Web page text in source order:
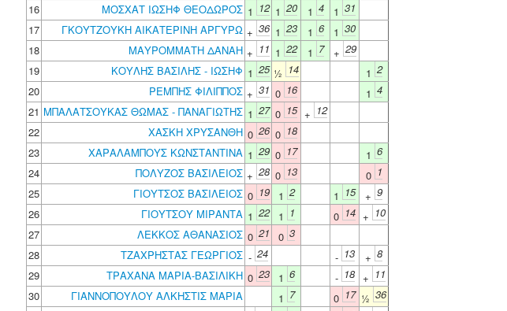
16
ΜΟΣΧΑΤ ΙΩΣΗΦ ΘΕΟΔΩΡΟΣ 1 12 1 20 1 4 1 31
17
ΓΚΟΥΤΖΟΥΚΗ ΑΙΚΑΤΕΡΙΝΗ ΑΡΓΥΡΩ + 36 1 23 1 6 1 30
18
ΜΑΥΡΟΜΜΑΤΗ ΔΑΝΑΗ + 11 1 22 1 7 + 29
19
ΚΟΥΛΗΣ ΒΑΣΙΛΗΣ - ΙΩΣΗΦ 1 25 ½ 14 1 2
20
ΡΕΜΠΗΣ ΦΙΛΙΠΠΟΣ + 31 0 16 1 4
21 ΜΠΑΛΑΤΣΟΥΚΑΣ ΘΩΜΑΣ - ΠΑΝΑΓΙΩΤΗΣ 1 27 0 15 + 12
22
ΧΑΣΚΗ ΧΡΥΣΑΝΘΗ 0 26 0 18
23
ΧΑΡΑΛΑΜΠΟΥΣ ΚΩΝΣΤΑΝΤΙΝΑ 1 29 0 17 1 6
24
ΠΟΛΥΖΟΣ ΒΑΣΙΛΕΙΟΣ + 28 0 13 0 1
25
ΓΙΟΥΤΣΟΣ ΒΑΣΙΛΕΙΟΣ 0 19 1 2 1 15 + 9
26
ΓΙΟΥΤΣΟΥ ΜΙΡΑΝΤΑ 1 22 1 1 0 14 + 10
27
ΛΕΚΚΟΣ ΑΘΑΝΑΣΙΟΣ 0 21 0 3
28
ΤΖΑΧΡΗΣΤΑΣ ΓΕΩΡΓΙΟΣ - 24 - 13 + 8
29
ΤΡΑΧΑΝΑ ΜΑΡΙΑ-ΒΑΣΙΛΙΚΗ 0 23 1 6 - 18 + 11
30
ΓΙΑΝΝΟΠΟΥΛΟΥ ΑΛΚΗΣΤΙΣ ΜΑΡΙΑ 1 7 0 17 ½ 36